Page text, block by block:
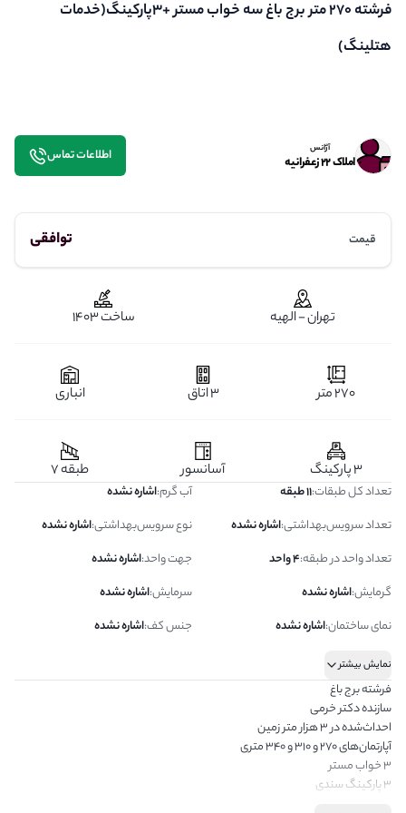
فرشته ۲۷۰ متر برج باغ سه خواب مستر +۳پارکینگ(خدمات
هتلینگ)
قیمت توافقی
آژانس
املاک ۲۲ زعفرانیه اطلاعات تماس
تهران - الهیه ساخت 1403
270 متر 3 اتاق انباری
3 پارکینگ آسانسور طبقه 7
تعداد کل طبقات:11 طبقه آب گرم:اشاره نشده
تعداد سرویس‌بهداشتی:اشاره نشده نوع سرویس‌بهداشتی:اشاره نشده
تعداد واحد در طبقه:4 واحد جهت واحد:اشاره نشده
گرمایش:اشاره نشده سرمایش:اشاره نشده
نمای ساختمان:اشاره نشده جنس کف:اشاره نشده
نمایش بیشتر
فرشته برج باغ
سازنده دکتر خرمی
احداث‌شده در 3 هزار متر زمین
آپارتمان‌های 270 و 310 و 340 متری
3 خواب مستر
3 پارکینگ سندی